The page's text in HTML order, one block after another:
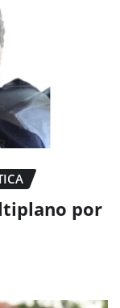
por